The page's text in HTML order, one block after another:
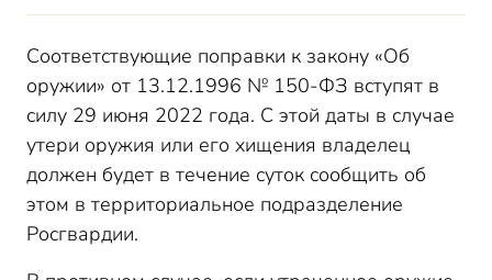
Соответствующие поправки к закону «Об
оружии» от 13.12.1996 № 150-ФЗ вступят в
силу 29 июня 2022 года. С этой даты в случае
утери оружия или его хищения владелец
должен будет в течение суток сообщить об
этом в территориальное подразделение
Росгвардии.